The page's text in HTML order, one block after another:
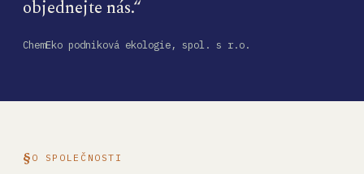
objednejte nás.“
ChemEko podniková ekologie, spol. s r.o.
O SPOLEČNOSTI